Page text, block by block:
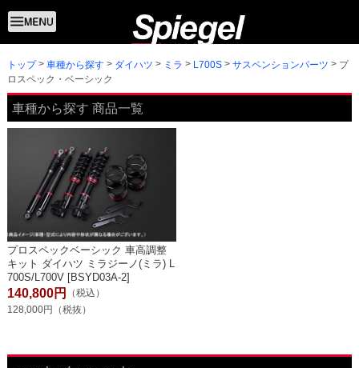
トップ 車種から探す ダイハツ ミラ L700S サスペンションパーツ
プ
ロスペック・ベーシック
車種から探す 商品一覧
プロスペックベーシック 車高調整
キット ダイハツ ミラジーノ(ミラ) L
700S/L700V [BSYD03A-2]
140,800円
（税込）
128,000円（税抜）